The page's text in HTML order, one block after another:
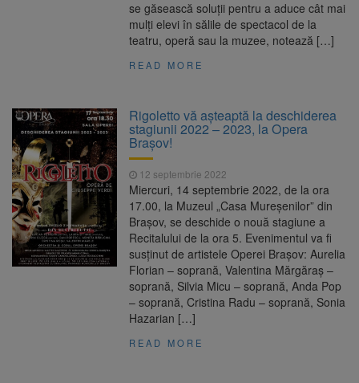
se găsească soluţii pentru a aduce cât mai
mulţi elevi în sălile de spectacol de la
teatru, operă sau la muzee, notează […]
READ MORE
Rigoletto vă așteaptă la deschiderea
stagiunii 2022 – 2023, la Opera
Brașov!
12 septembrie 2022
Miercuri, 14 septembrie 2022, de la ora
17.00, la Muzeul „Casa Mureșenilor” din
Brașov, se deschide o nouă stagiune a
Recitalului de la ora 5. Evenimentul va fi
susținut de artistele Operei Brașov: Aurelia
Florian – soprană, Valentina Mărgăraș –
soprană, Silvia Micu – soprană, Anda Pop
– soprană, Cristina Radu – soprană, Sonia
Hazarian […]
READ MORE